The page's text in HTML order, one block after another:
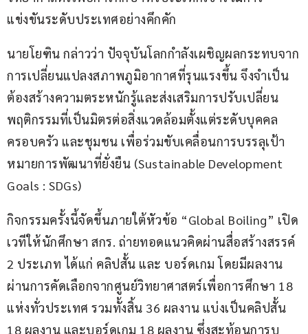
แข่งขันระดับประเทศอย่างคึกคัก
นายโยฑิน กล่าวว่า ปัจจุบันโลกกำลังเผชิญผลกระทบจาก
การเปลี่ยนแปลงสภาพภูมิอากาศที่รุนแรงขึ้น จึงจำเป็น
ต้องสร้างความตระหนักรู้และส่งเสริมการปรับเปลี่ยน
พฤติกรรมที่เป็นมิตรต่อสิ่งแวดล้อมตั้งแต่ระดับบุคคล
ครอบครัว และชุมชน เพื่อร่วมขับเคลื่อนการบรรลุเป้า
หมายการพัฒนาที่ยั่งยืน (Sustainable Development
Goals : SDGs)
กิจกรรมครั้งนี้จัดขึ้นภายใต้หัวข้อ “Global Boiling” เปิด
เวทีให้นักศึกษา สกร. ถ่ายทอดแนวคิดผ่านสื่อสร้างสรรค์
2 ประเภท ได้แก่ คลิปสั้น และ บอร์ดเกม โดยมีผลงาน
ผ่านการคัดเลือกจากศูนย์วิทยาศาสตร์เพื่อการศึกษา 18
แห่งทั่วประเทศ รวมทั้งสิ้น 36 ผลงาน แบ่งเป็นคลิปสั้น
18 ผลงาน และบอร์ดเกม 18 ผลงาน ซึ่งสะท้อนการบู